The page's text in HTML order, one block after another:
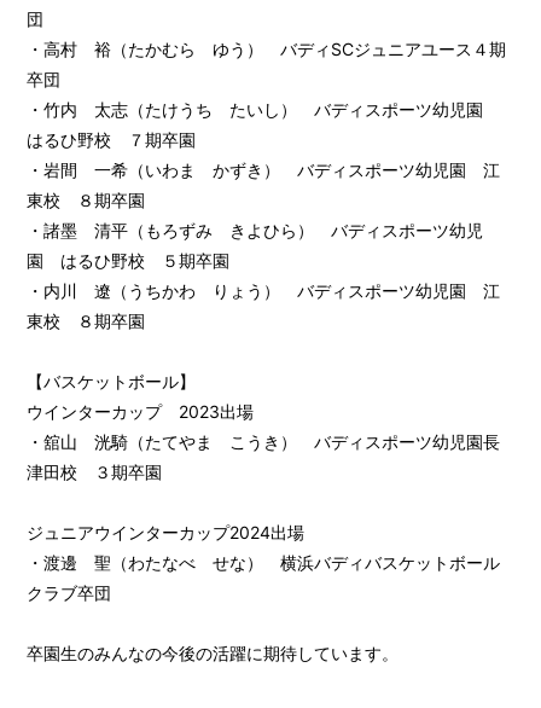
団
・高村 裕（たかむら ゆう） バディSCジュニアユース４期
卒団
・竹内 太志（たけうち たいし） バディスポーツ幼児園
はるひ野校 ７期卒園
・岩間 一希（いわま かずき） バディスポーツ幼児園 江
東校 ８期卒園
・諸墨 清平（もろずみ きよひら） バディスポーツ幼児
園 はるひ野校 ５期卒園
・内川 遼（うちかわ りょう） バディスポーツ幼児園 江
東校 ８期卒園
【バスケットボール】
ウインターカップ 2023出場
・舘山 洸騎（たてやま こうき） バディスポーツ幼児園長
津田校 ３期卒園
ジュニアウインターカップ2024出場
・渡邊 聖（わたなべ せな） 横浜バディバスケットボール
クラブ卒団
卒園生のみんなの今後の活躍に期待しています。